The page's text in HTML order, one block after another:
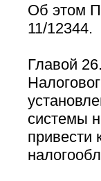
Об этом
11/12344.
Главой
системы
привести